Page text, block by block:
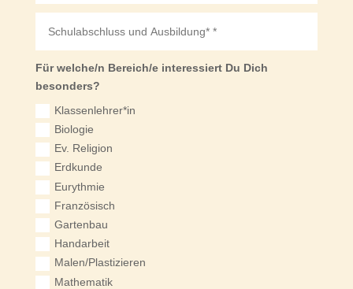
Für welche/n Bereich/e interessiert Du Dich
besonders?
Klassenlehrer*in
Biologie
Ev. Religion
Erdkunde
Eurythmie
Französisch
Gartenbau
Handarbeit
Malen/Plastizieren
Mathematik